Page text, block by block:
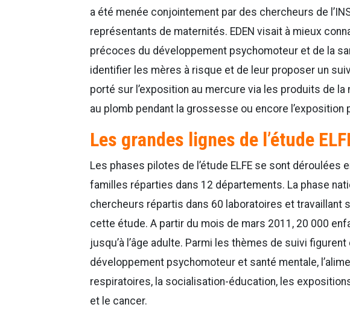
a été menée conjointement par des chercheurs de
représentants de maternités. EDEN visait à mieux
précoces du développement psychomoteur et de la
identifier les mères à risque et de leur proposer un
porté sur l’exposition au mercure via les produits de
au plomb pendant la grossesse ou encore l’exposition
Les grandes lignes de l’étude
Les phases pilotes de l’étude ELFE se sont
familles réparties dans 12 départements. La phase
chercheurs répartis dans 60 laboratoires et travaillant
cette étude. A partir du mois de mars 2011, 20 000
jusqu’à l’âge adulte. Parmi les thèmes de suivi
développement psychomoteur et santé mentale,
respiratoires, la socialisation-éducation, les
et le cancer.